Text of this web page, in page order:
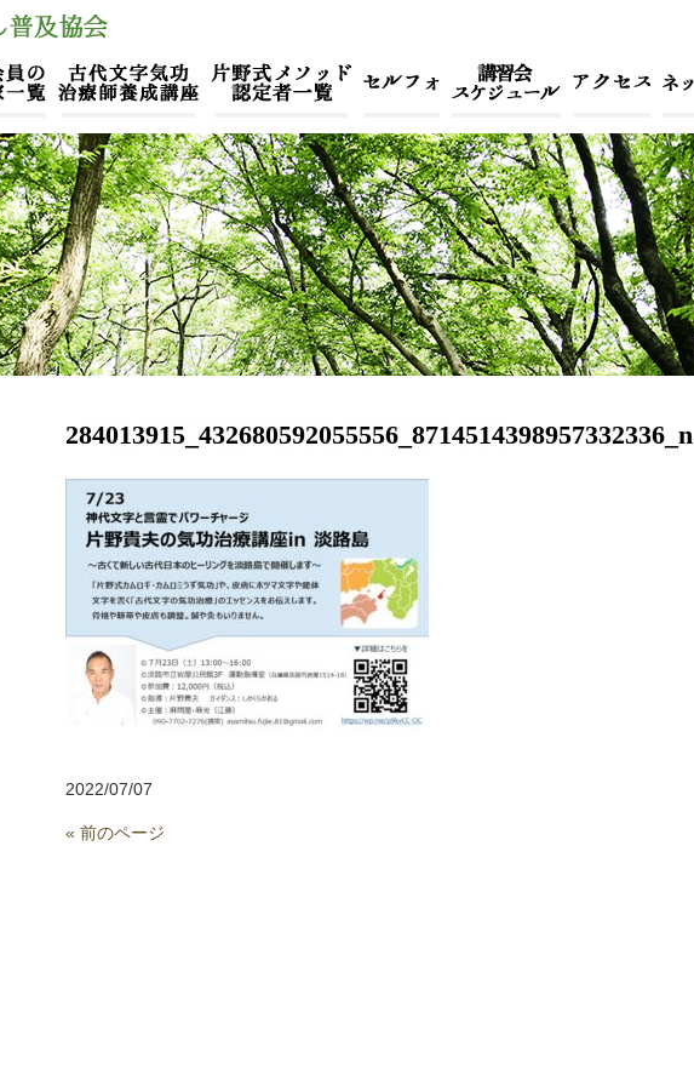
284013915_432680592055556_8714514398957332336_n
2022/07/07
« 前のページ